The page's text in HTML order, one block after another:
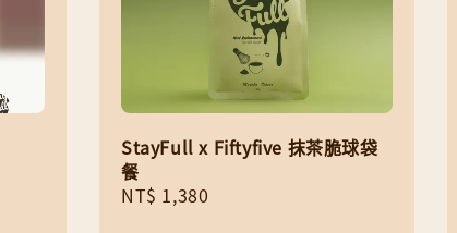
StayFull x Fiftyfive 抹茶脆球袋
餐
Regular
NT$ 1,380